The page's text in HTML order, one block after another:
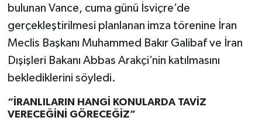
bulunan Vance, cuma günü İsviçre’de
gerçekleştirilmesi planlanan imza törenine İran
Meclis Başkanı Muhammed Bakır Galibaf ve İran
Dışişleri Bakanı Abbas Arakçi’nin katılmasını
beklediklerini söyledi.
“İRANLILARIN HANGİ KONULARDA TAVİZ
VERECEĞİNİ GÖRECEĞİZ”